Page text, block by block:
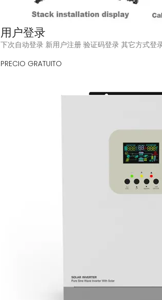
用户登录
下次自动登录 新用户注册 验证码登录 其它方式登
PRECIO GRATUITO